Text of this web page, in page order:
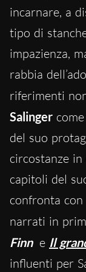
incarnare, a
tipo di
impazienza,
rabbia
riferimenti
Salinger
del suo
circostanze
capitoli del
confronta
narrati in
Finn e Il
influenti per